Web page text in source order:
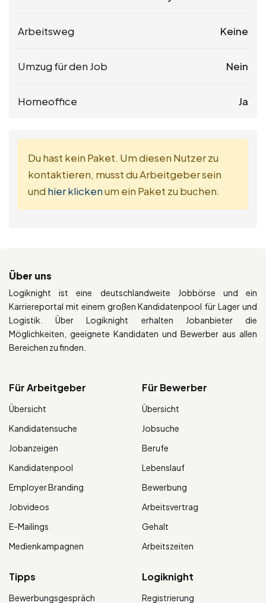
Arbeitsweg Keine
Umzug für den Job Nein
Homeoffice Ja
Du hast kein Paket. Um diesen Nutzer zu
kontaktieren, musst du Arbeitgeber sein
und hier klickenum ein Paket zu buchen.
Über uns
Logiknight ist eine deutschlandweite Jobbörse und ein
Karriereportal mit einem großen Kandidatenpool für Lager und
Logistik. Über Logiknight erhalten Jobanbieter die
Möglichkeiten, geeignete Kandidaten und Bewerber aus allen
Bereichen zu finden.
Für Arbeitgeber
Übersicht
Kandidatensuche
Jobanzeigen
Kandidatenpool
Employer Branding
Jobvideos
E-Mailings
Medienkampagnen
Für Bewerber
Übersicht
Jobsuche
Berufe
Lebenslauf
Bewerbung
Arbeitsvertrag
Gehalt
Arbeitszeiten
Tipps
Bewerbungsgespräch
Logiknight
Registrierung